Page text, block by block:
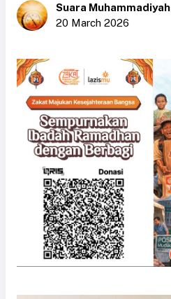
Suara Muhammadiyah
20 March 2026